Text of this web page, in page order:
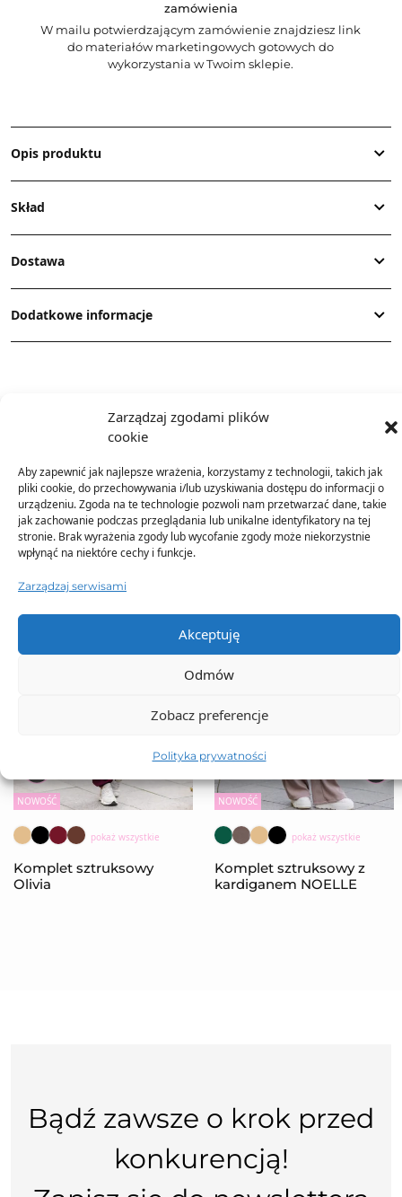
Zarządzaj zgodami plików
cookie
Aby zapewnić jak najlepsze wrażenia, korzystamy z technologii, takich jak
pliki cookie, do przechowywania i/lub uzyskiwania dostępu do informacji o
urządzeniu. Zgoda na te technologie pozwoli nam przetwarzać dane, takie
jak zachowanie podczas przeglądania lub unikalne identyfikatory na tej
stronie. Brak wyrażenia zgody lub wycofanie zgody może niekorzystnie
wpłynąć na niektóre cechy i funkcje.
Zarządzaj serwisami
Akceptuję
Odmów
Zobacz preferencje
Polityka prywatności
zamówienia
W mailu potwierdzającym zamówienie znajdziesz link
do materiałów marketingowych gotowych do
wykorzystania w Twoim sklepie.
Opis produktu
Skład
Dostawa
Dodatkowe informacje
TO SIĘ TERAZ SPRZEDAJE
NOWOŚĆ
pokaż wszystkie
Komplet sztruksowy
Olivia
NOWOŚĆ
pokaż wszystkie
Komplet sztruksowy z
kardiganem NOELLE
Bądź zawsze o krok przed
konkurencją!